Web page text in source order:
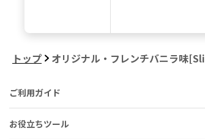
トップ オリジナル・フレンチバニラ味
ご利用ガイド
お役立ちツール